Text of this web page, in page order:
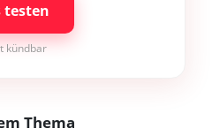
testen
kündbar
Thema